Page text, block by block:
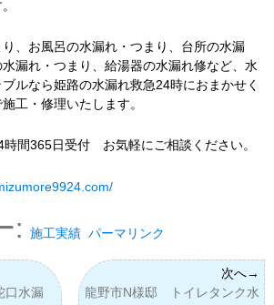
り、お風呂の水漏れ・つまり、台所の水漏
漏れ・つまり、給湯器の水漏れ修など、水
ルなら姫路の水漏れ救急24時におまかせく
工・修理いたします。
時間365日受付 お気軽にご相談ください。
: 施工実績 パーマリンク
口水漏 龍野市N様邸 トイレタンク水